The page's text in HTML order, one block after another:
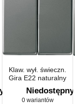
Klaw. wył. świeczn.
Gira E22 naturalny
stalowy
Niedostępny
0 wariantów